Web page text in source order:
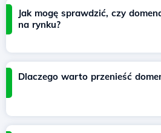
Jak mogę sprawdzić, czy
na rynku?
Dlaczego warto przenieść